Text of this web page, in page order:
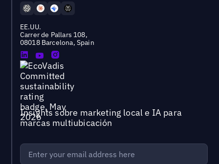
EE.UU.
Carrer de Pallars 108,
08018 Barcelona, Spain
Insights sobre marketing local e IA para
marcas multiubicación